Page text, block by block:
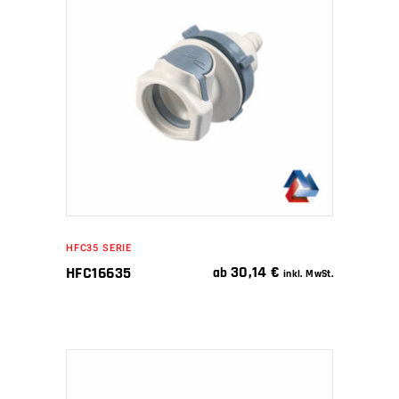
WEITERLESEN
HFC35 SERIE
HFC16635 ab 30,14€ inkl. MwSt.